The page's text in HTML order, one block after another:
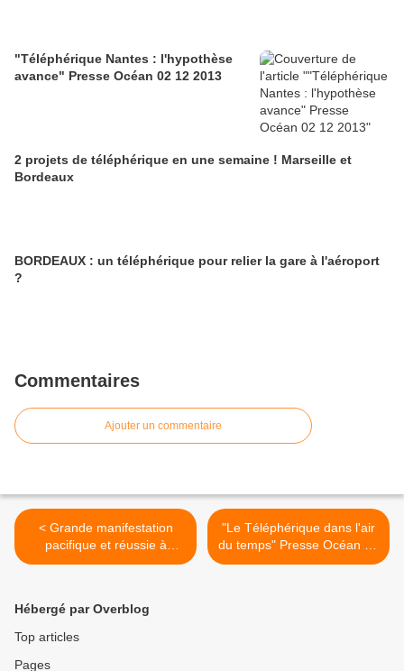
"Téléphérique Nantes : l'hypothèse
avance" Presse Océan 02 12 2013
2 projets de téléphérique en une semaine ! Marseille et
Bordeaux
BORDEAUX : un téléphérique pour relier la gare à l'aéroport
?
Commentaires
Ajouter un commentaire
< Grande manifestation
pacifique et réussie à
Notre-Dame-Des-Landes !
"Le Téléphérique dans l'air
du temps" Presse Océan 22
11 2012 >
Hébergé par Overblog
Top articles
Pages